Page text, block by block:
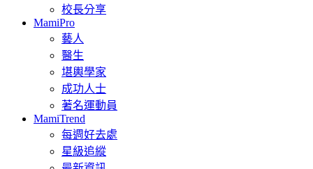
校長分享
MamiPro
藝人
醫生
堪輿學家
成功人士
著名運動員
MamiTrend
每週好去處
星級追縱